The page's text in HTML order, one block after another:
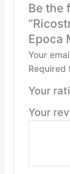
Be the
Epoca
Your
Required
Your
Your